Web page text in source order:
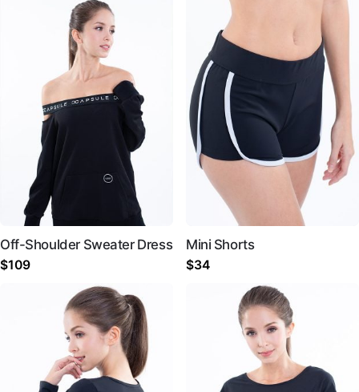
Off-Shoulder Sweater Dress
$109
Mini Shorts
$34